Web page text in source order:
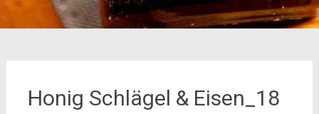
Honig Schlägel & Eisen_18